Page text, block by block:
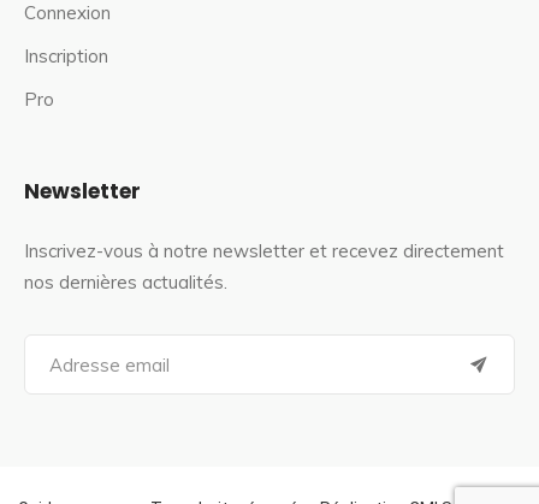
Connexion
Inscription
Pro
Newsletter
Inscrivez-vous à notre newsletter et recevez directement
nos dernières actualités.
a
f